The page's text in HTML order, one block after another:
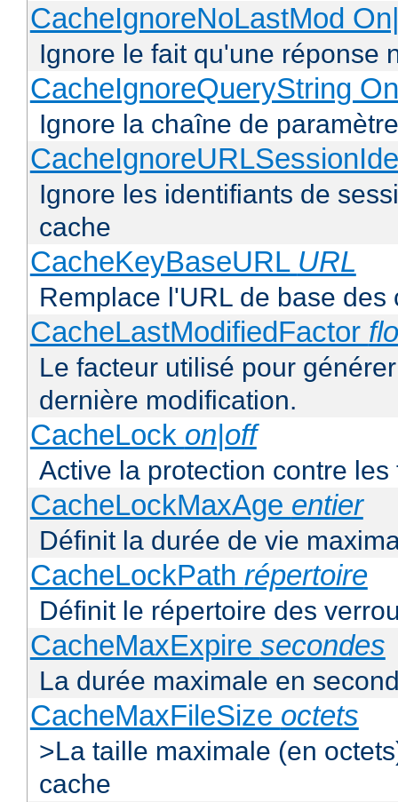
CacheIgnoreNoLastMod
Ignore le fait qu'une réponse
CacheIgnoreQueryString
Ignore la chaîne de
Ignore les identifiants de
cache
CacheKeyBaseURL URL
Remplace l'URL de base
CacheLastModifiedFactor
Le facteur utilisé pour
dernière modification.
CacheLock on|off
Active la protection contre
CacheLockMaxAge entier
Définit la durée de vie
CacheLockPath répertoire
Définit le répertoire des
CacheMaxExpire secondes
La durée maximale en
CacheMaxFileSize octets
>La taille maximale (en
cache